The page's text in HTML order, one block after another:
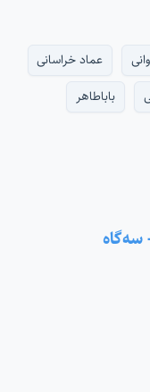
عماد خراسانی
باباطاهر